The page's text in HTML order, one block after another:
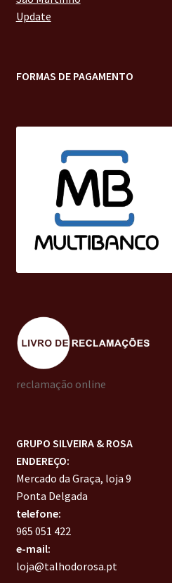
Update
FORMAS DE PAGAMENTO
reclamação online
GRUPO SILVEIRA & ROSA
ENDEREÇO:
Mercado da Graça, loja 9
Ponta Delgada
telefone:
965 051 422
e-mail:
loja@talhodorosa.pt